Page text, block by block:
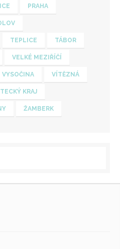
PRAHA
TEPLICE TÁBOR
VELKÉ MEZIŘÍČÍ
VYSOČINA VÍTĚZNÁ
KRAJ
ŽAMBERK